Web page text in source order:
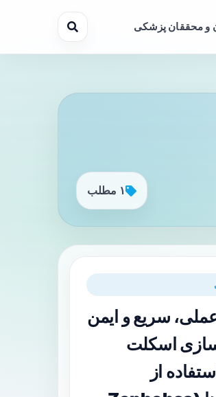
و محققان پزشکی
۱ مطلب
سریع و ایمن
اسکلت
از